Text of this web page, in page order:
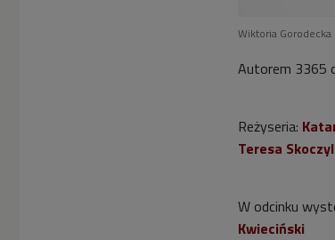
Wiktoria Gorodecka
Autorem 3365
Reżyseria:
Teresa
W odcinku
Kwieciński